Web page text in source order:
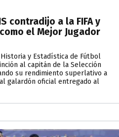
contradijo a la FIFA y
el Mejor Jugador
y Estadística de Fútbol
al capitán de la Selección
su rendimiento superlativo a
galardón oficial entregado al